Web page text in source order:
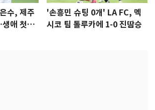
수, 제주
애 첫승
'손흥민 슈팅 0개' LA FC, 멕
시코 팀 톨루카에 1-0 진땀승